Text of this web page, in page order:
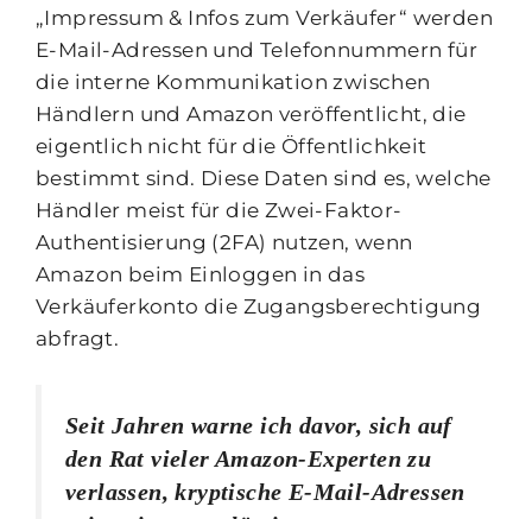
„Impressum & Infos zum Verkäufer“ werden
E-Mail-Adressen und Telefonnummern für
die interne Kommunikation zwischen
Händlern und Amazon veröffentlicht, die
eigentlich nicht für die Öffentlichkeit
bestimmt sind. Diese Daten sind es, welche
Händler meist für die Zwei-Faktor-
Authentisierung (2FA) nutzen, wenn
Amazon beim Einloggen in das
Verkäuferkonto die Zugangsberechtigung
abfragt.
Seit Jahren warne ich davor, sich auf
den Rat vieler Amazon-Experten zu
verlassen, kryptische E-Mail-Adressen